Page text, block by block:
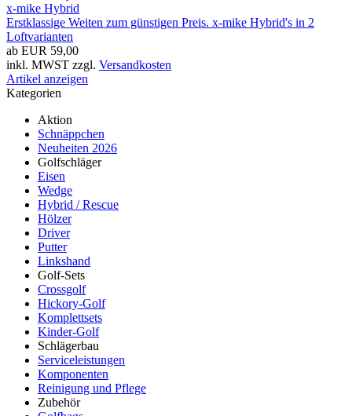
x-mike Hybrid
Erstklassige Weiten zum günstigen Preis. x-mike Hybrid's in 2
Loftvarianten
ab EUR 59,00
inkl. MWST zzgl. Versandkosten
Artikel anzeigen
Kategorien
Aktion
Schnäppchen
Neuheiten 2026
Golfschläger
Eisen
Wedge
Hybrid / Rescue
Hölzer
Driver
Putter
Linkshand
Golf-Sets
Crossgolf
Hickory-Golf
Komplettsets
Kinder-Golf
Schlägerbau
Serviceleistungen
Komponenten
Reinigung und Pflege
Zubehör